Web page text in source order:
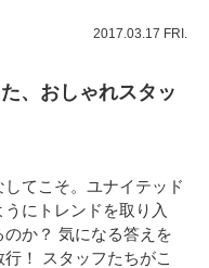
2017.03.17 FRI.
、おしゃれスタッ
てこそ。ユナイテッド
にトレンドを取り入
か？ 気になる答えを
！ スタッフたちがこ